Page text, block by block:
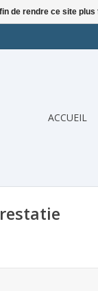
ACCUEIL
de rendre ce site